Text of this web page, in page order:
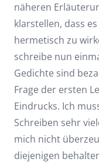
näheren
klarstellen, dass
hermetisch zu
schreibe nun
Gedichte sind
Frage der ersten
Eindrucks. Ich
Schreiben sehr
mich nicht
diejenigen